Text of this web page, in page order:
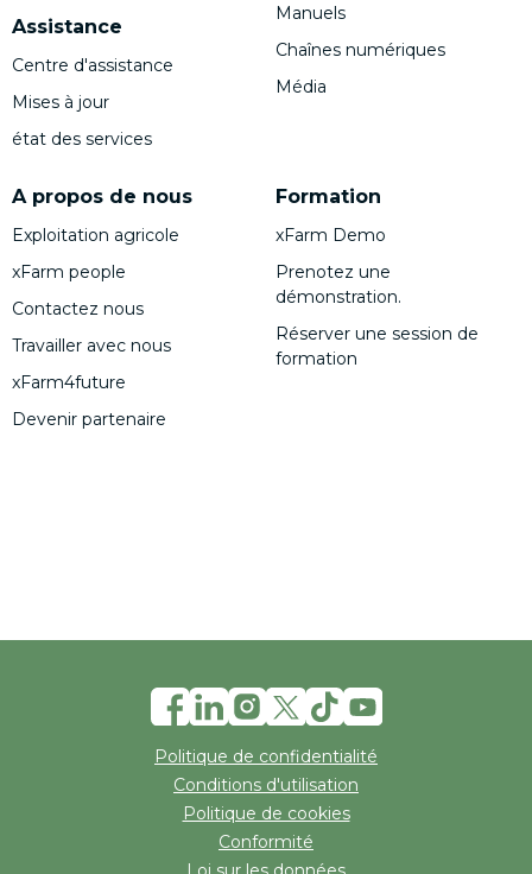
Assistance
Centre d'assistance
Mises à jour
état des services
A propos de nous
Exploitation agricole
xFarm people
Contactez nous
Travailler avec nous
xFarm4future
Devenir partenaire
Manuels
Chaînes numériques
Média
Formation
xFarm Demo
Prenotez une
démonstration.
Réserver une session de
formation
Politique de confidentialité
Conditions d'utilisation
Politique de cookies
Conformité